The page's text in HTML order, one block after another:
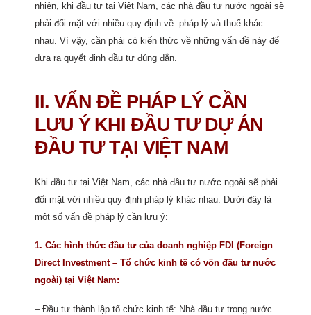
nhiên, khi đầu tư tại Việt Nam, các nhà đầu tư nước ngoài sẽ
phải đối mặt với nhiều quy định về pháp lý và thuế khác
nhau. Vì vậy, cần phải có kiến thức về những vấn đề này để
đưa ra quyết định đầu tư đúng đắn.
II. VẤN ĐỀ PHÁP LÝ CẦN
LƯU Ý KHI ĐẦU TƯ DỰ ÁN
ĐẦU TƯ TẠI VIỆT NAM
Khi đầu tư tại Việt Nam, các nhà đầu tư nước ngoài sẽ phải
đối mặt với nhiều quy định pháp lý khác nhau. Dưới đây là
một số vấn đề pháp lý cần lưu ý:
1. Các hình thức đầu tư của doanh nghiệp FDI (Foreign
Direct Investment – Tổ chức kinh tế có vốn đầu tư nước
ngoài) tại Việt Nam:
– Đầu tư thành lập tổ chức kinh tế: Nhà đầu tư trong nước